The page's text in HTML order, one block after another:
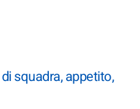
squadra, appetito,